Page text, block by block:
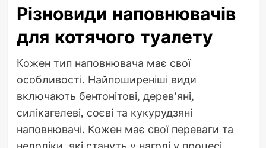
Різновиди наповнювачів
для котячого туалету
Кожен тип наповнювача має свої
особливості. Найпоширеніші види
включають бентонітові, дерев’яні,
силікагелеві, соєві та кукурудзяні
наповнювачі. Кожен має свої переваги та